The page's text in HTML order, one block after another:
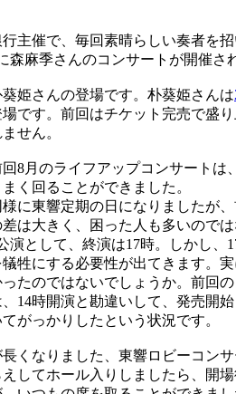
主催で、毎回素晴らしい奏者を
森麻季さんのコンサートが開催さ
姫さんの登場です。朴葵姫さんは
です。前回はチケット完売で盛
せん。
8月のライフアップコンサート
く回ることができました。
に東響定期の日になりましたが
差は大きく、困った人も多いので
演として、終演は17時。しかし、
犠牲にする必要性が出てきます。
たのではないでしょうか。前回
14時開演と勘違いして、発売開
がっかりしたという状況です。
くなりました、東響ロビーコン
してホール入りしましたら、開